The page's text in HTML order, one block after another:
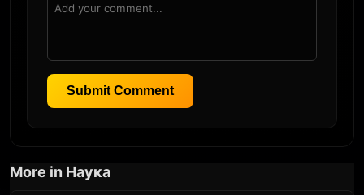
Submit Comment
More in Наука